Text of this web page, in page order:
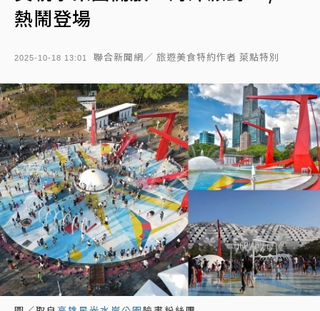
熱鬧登場
2025-10-18 13:01 聯合新聞網／ 旅遊美食特約作者 萊點特別